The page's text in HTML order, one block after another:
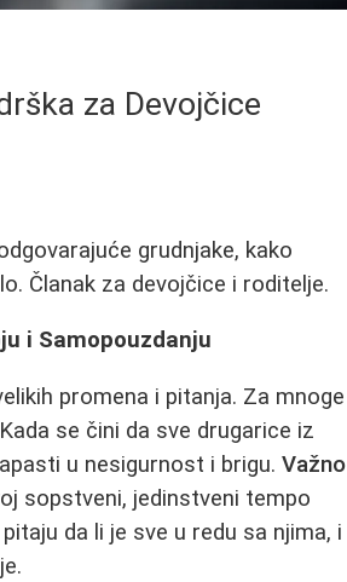
za Devojčice
grudnjake, kako
Članak za devojčice i roditelje.
i Samopouzdanju
promena i pitanja. Za mnoge
se čini da sve drugarice iz
u nesigurnost i brigu.Važno
sopstveni, jedinstveni tempo
da li je sve u redu sa njima, i